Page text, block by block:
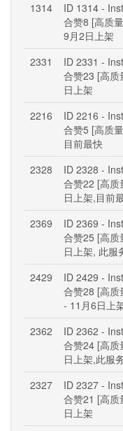
1314
ID 1314 -
合赞8 [高质
9月2日上架
2331
ID 2331 -
合赞23 [高质
日上架
2216
ID 2216 -
合赞5 [高质
目前最快
2328
ID 2328 -
合赞22 [高质
日上架,目前
2369
ID 2369 -
合赞25 [高质
日上架, 此服
2429
ID 2429 -
合赞28 [高质
- 11月6日上
2362
ID 2362 -
合赞24 [高质
日上架,此服
2327
ID 2327 -
合赞21 [高质
日上架